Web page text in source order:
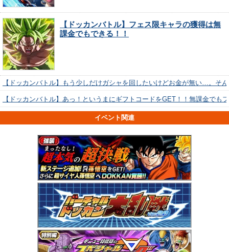
【ドッカンバトル】フェス限キャラの獲得は無
課金でもできる！！
【ドッカンバトル】もう少しだけガシャを回したいけどお金が無い…。そ
【ドッカンバトル】あっ！というまにギフトコードをGET！！無課金でも
イベント関連